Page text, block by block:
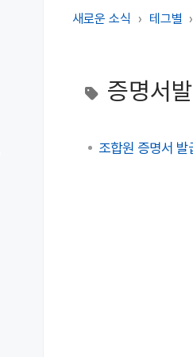
새로운 소식 테그별
증명서
조합원 증명서 발